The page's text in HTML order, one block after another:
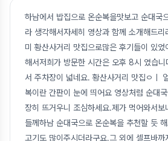
하남에서 밥집으로 온순복을맛보고 순대국
라 생각해서자세히 영상과 함께 소개해드리
미 황산사거리 맛집으로많은 후기들이 있었
해서저희가 방문한 시간은 오후 8시 였습니
서 주차장이 넓네요. 황산사거리 맛집ㅇㅣ
복이란 간판이 눈에 띄어요 영상처럼 순대
장히 뜨거우니 조심하세요.제가 먹어와서
들께하남 순대국으로 온순복을 추천할 듯
고기도 많이주시더라구요.그 외에 셀프바